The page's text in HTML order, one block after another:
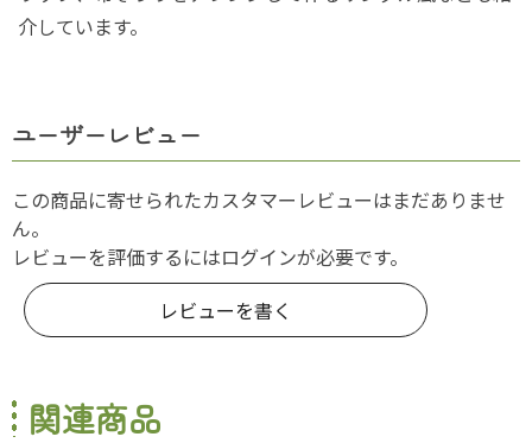
介しています。
ユーザーレビュー
この商品に寄せられたカスタマーレビューはまだありませ
ん。
レビューを評価するにはログインが必要です。
レビューを書く
関連商品